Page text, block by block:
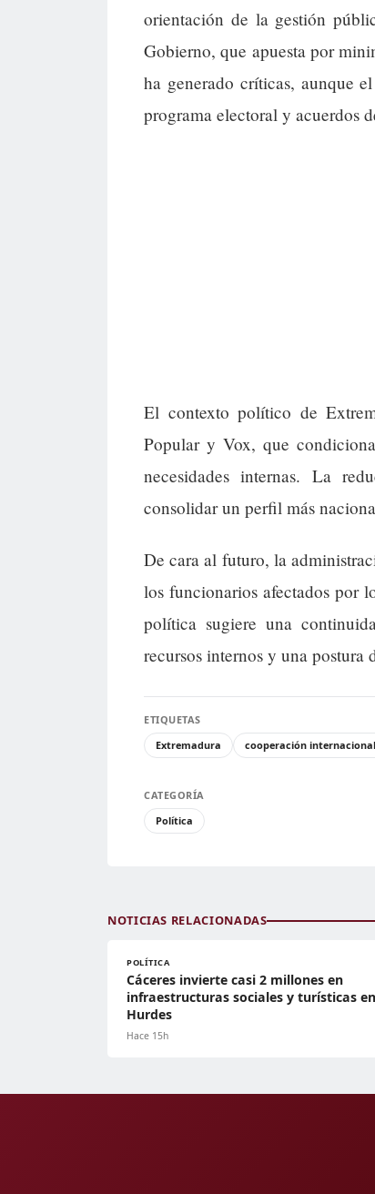
orientación de la gestión
Gobierno, que apuesta por
ha generado críticas, aunque
programa electoral y acuerdos
El contexto político de
Popular y Vox, que
necesidades internas. La
consolidar un perfil más
De cara al futuro, la
los funcionarios afectados por
política sugiere una
recursos internos y una postura
ETIQUETAS
Extremadura
cooperación internacional
CATEGORÍA
Política
NOTICIAS RELACIONADAS
POLÍTICA
Cáceres invierte casi 2 millones en
infraestructuras sociales y turísticas
Hurdes
Hace 15h